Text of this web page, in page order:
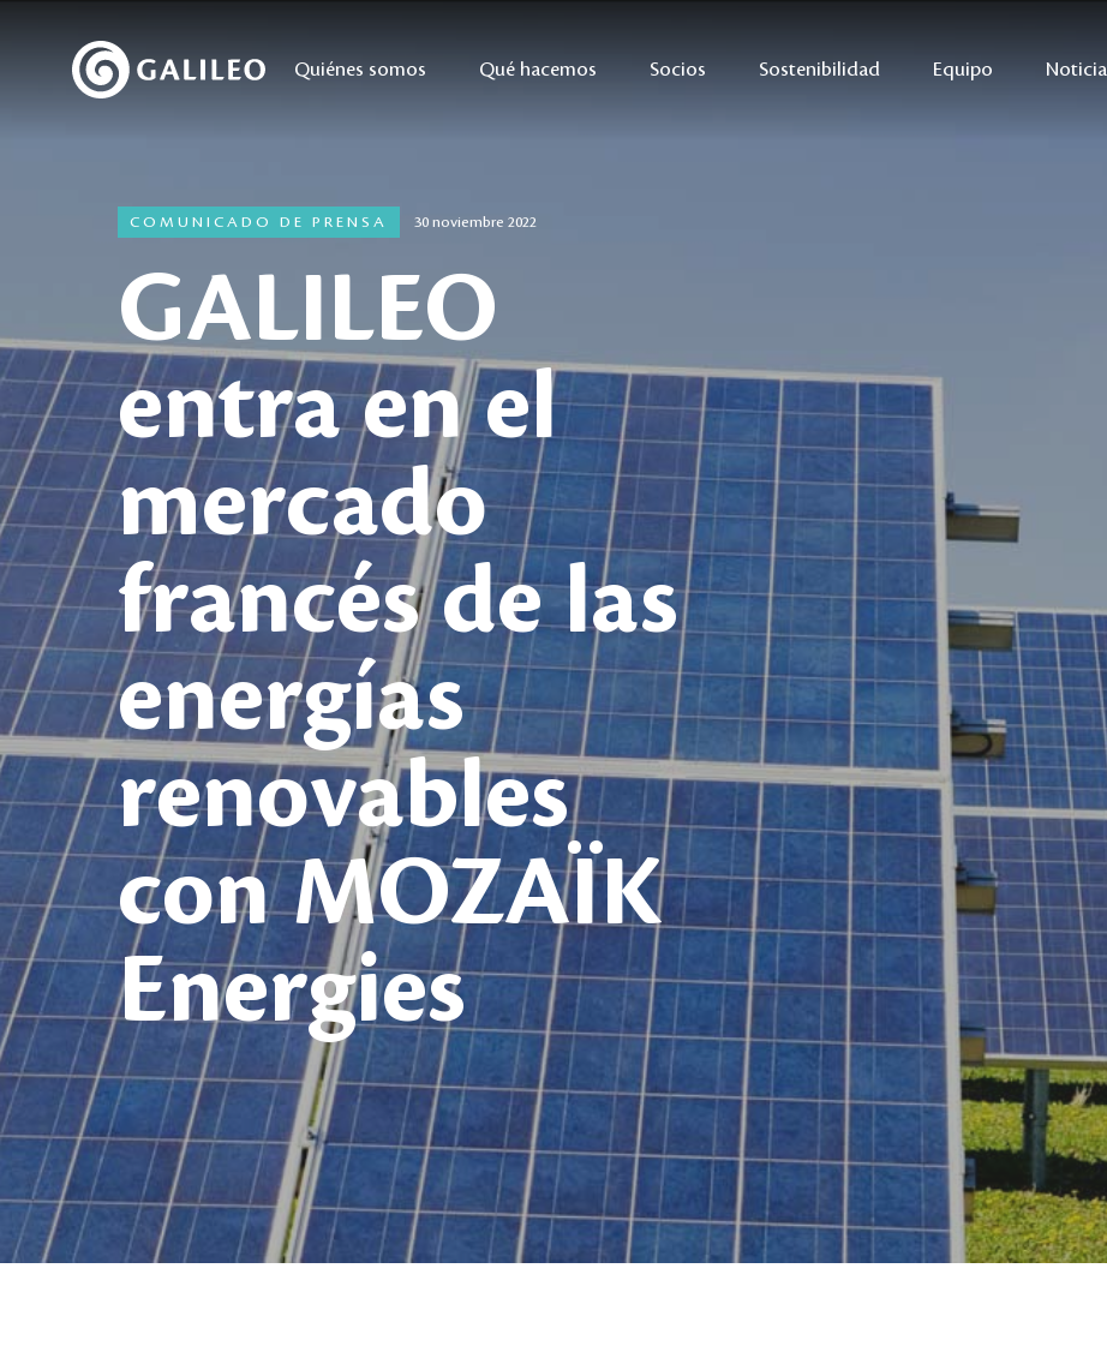
Quiénes somos Qué hacemos Socios Sostenibilidad Equipo
COMUNICADO DE PRENSA 30 noviembre 2022
GALILEO
entra en el
mercado
francés de las
energías
renovables
con MOZAÏK
Energies